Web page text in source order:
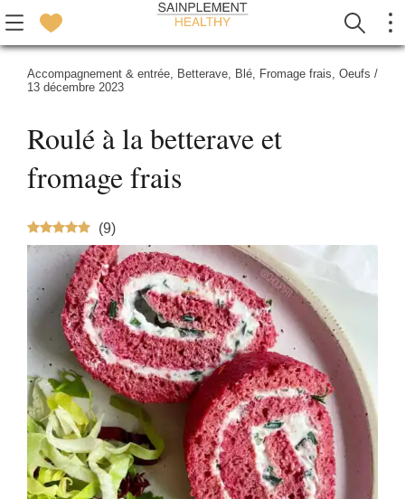
Accompagnement & entrée, Betterave, Blé, Fromage frais, Oeufs /
13 décembre 2023
Roulé à la betterave et
fromage frais
(9)